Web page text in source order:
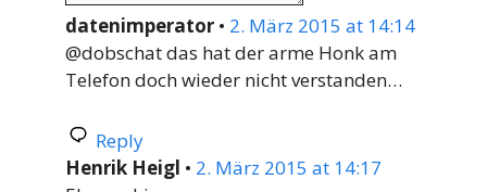
datenimperator • 2. März 2015 at 14:14
@dobschat das hat der arme Honk am
Telefon doch wieder nicht verstanden…
Reply
Henrik Heigl • 2. März 2015 at 14:17